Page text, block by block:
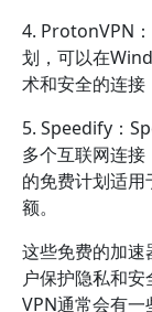
4. ProtonVPN
划，可以在
术和安全的连接
5. Speedify：
多个互联网连
的免费计划适
额。
这些免费的加
户保护隐私和
VPN通常会有